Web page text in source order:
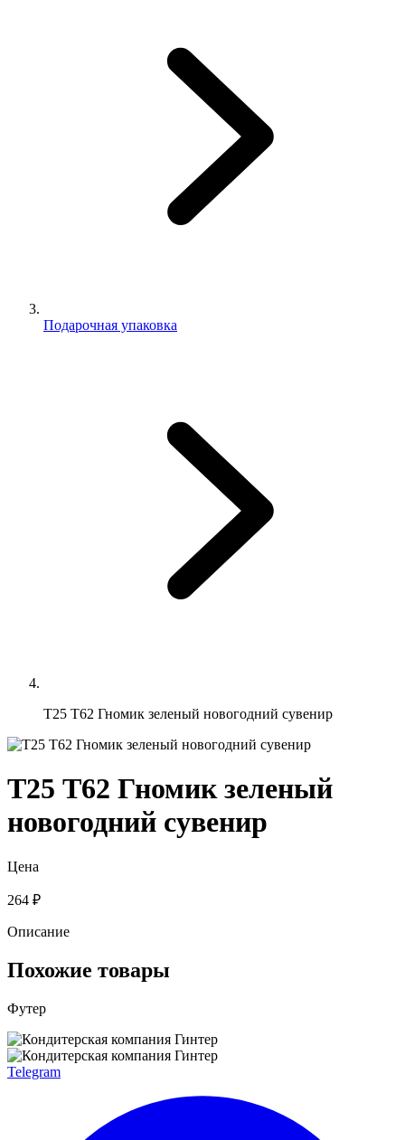
Подарочная упаковка
Т25 Т62 Гномик зеленый новогодний сувенир
Т25 Т62 Гномик зеленый
новогодний сувенир
Цена
264 ₽
Описание
Похожие товары
Футер
Telegram